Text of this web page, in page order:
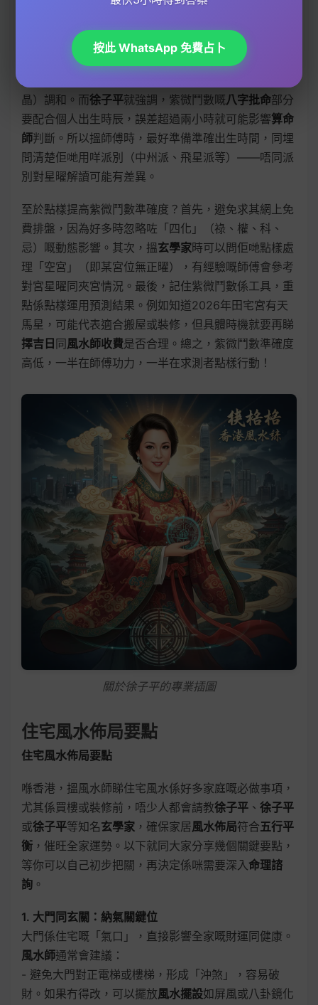
破財，就可以提前做擇吉日 投資或避開高風險決定。
香港人最關心嘅風水擺設同紫微鬥數其實息息相關。例
成日提，如果命盤顯示
有沖剋，可以
晶）調和。而徐子平就強調，紫微鬥數嘅八字批命部分
要配合個人出生時辰，誤差超過兩小時就可能影響算命
師判斷。所以搵師傅時，最好準備準確出生時間，同埋
問清楚佢哋用咩派別（中州派、飛星派等）——唔同派
別對星曜解讀可能有差異。
至於點樣提高紫微鬥數準確度？首先，避免求其網上免
費排盤，因為好多時忽略咗「四化」（祿、權、科、
忌）嘅動態影響。其次，搵玄學家時可以問佢哋點樣處
理「空宮」（即某宮位無正曜），有經驗嘅師傅會參考
對宮星曜同夾宮情況。最後，記住紫微鬥數係工具，重
點係點樣運用預測結果。例如知道2026年田宅宮有天
馬星，可能代表適合搬屋或裝修，但具體時機就要再睇
擇吉日 同風水師收費是否合理。總之，紫微鬥數準確度
高低，一半在師傅功力，一半在求測者點樣行動！
關於徐子平的專業插圖
住宅風水佈局要點
住宅風水佈局要點
喺香港，搵風水師睇住宅風水係好多家庭嘅必做事項，
尤其係買樓或裝修前，唔少人都會請教徐子平 、 徐子平
或徐子平等知名玄學家 ，確保家居風水佈局符合五行平
衡 ，催旺全家運勢。以下就同大家分享幾個關鍵要點，
等你可以自己初步把關，再決定係咪需要深入 命理諮
詢 。
1. 大門同玄關：納氣關鍵位
大門係住宅嘅「氣口」，直接影響全家嘅財運同健康。
風水師通常會建議：
- 避免大門對正電梯或樓梯，形成「沖煞」，容易破
財。如果冇得改，可以擺放風水擺設如屏風或八卦鏡化
按此 WhatsApp 免費占卜